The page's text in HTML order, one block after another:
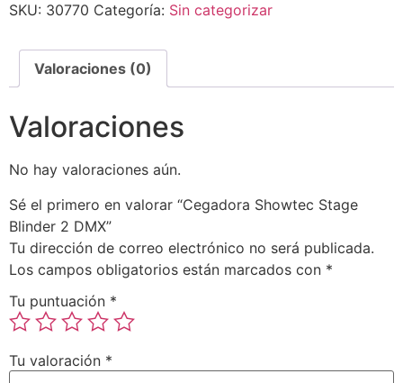
SKU: 30770 Categoría: Sin categorizar
Valoraciones (0)
Valoraciones
No hay valoraciones aún.
Sé el primero en valorar “Cegadora Showtec Stage
Blinder 2 DMX”
Tu dirección de correo electrónico no será publicada.
Los campos obligatorios están marcados con *
Tu puntuación *
Tu valoración *